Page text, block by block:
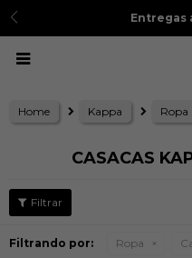
Entregas

Home Kappa Ropa
CASACAS
Filtrando por: Ropa